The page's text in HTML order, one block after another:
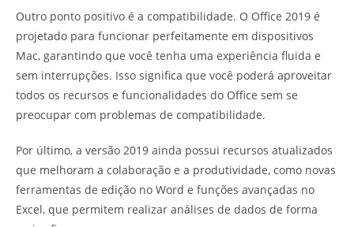
Outro ponto positivo é a compatibilidade. O Office 2019 é
projetado para funcionar perfeitamente em dispositivos
Mac, garantindo que você tenha uma experiência fluida e
sem interrupções. Isso significa que você poderá aproveitar
todos os recursos e funcionalidades do Office sem se
preocupar com problemas de compatibilidade.
Por último, a versão 2019 ainda possui recursos atualizados
que melhoram a colaboração e a produtividade, como novas
ferramentas de edição no Word e funções avançadas no
Excel, que permitem realizar análises de dados de forma